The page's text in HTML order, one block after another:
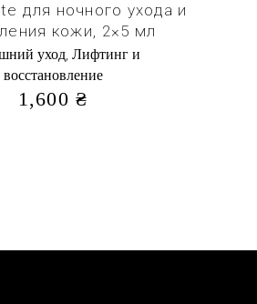
для ночного ухода и
кожи, 2×5 мл
уход, Лифтинг и
восстановление
1,600 ₴